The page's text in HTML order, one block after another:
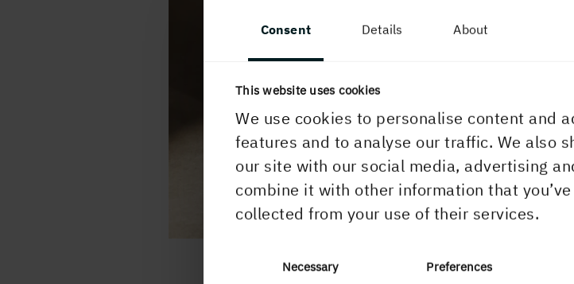
Consent Details About
This website uses cookies
We use cookies to personalise content and
features and to analyse our traffic. We also
our site with our social media, advertising
combine it with other information that
collected from your use of their services.
Necessary Preferences